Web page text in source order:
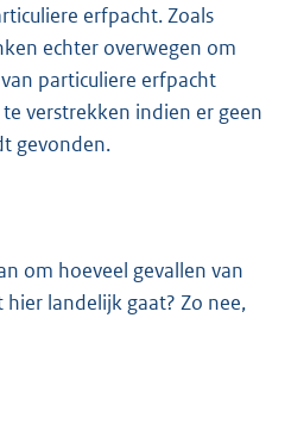
erfpacht. Zoals
echter overwegen om
particuliere erfpacht
verstrekken indien er geen
gevonden.
om hoeveel gevallen van
landelijk gaat? Zo nee,